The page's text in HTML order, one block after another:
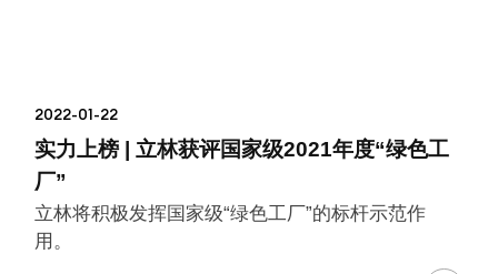
2022-01-22
实力上榜 | 立林获评国家级2021年度“绿色工
厂”
立林将积极发挥国家级“绿色工厂”的标杆示范作
用。